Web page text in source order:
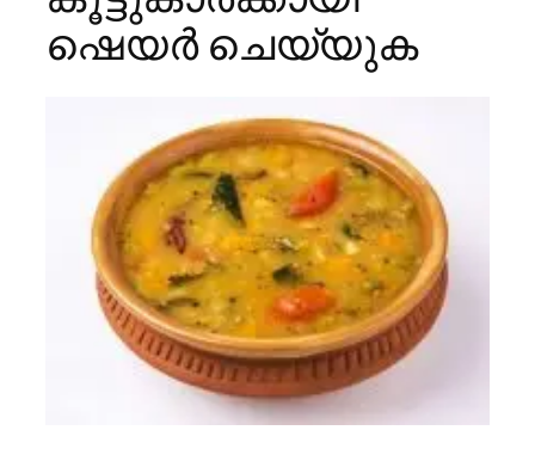
ഷെയര്‍ ചെയ്യുക